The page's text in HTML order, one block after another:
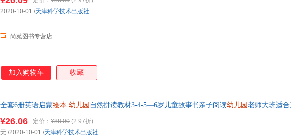
尚苑图书专营店
2020-10-01 /天津科学技术出版社
加入购物车 收藏
全套6册英语启蒙绘本 幼儿园 自然拼读教材3-4-5—6岁儿童故事书亲子阅读幼儿园 老师大班适
¥26.06 定价： ¥88.00 (2.97折)
无 /2020-10-01 /天津科学技术出版社